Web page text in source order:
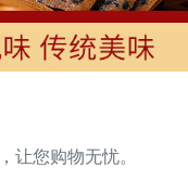
让您购物无忧。